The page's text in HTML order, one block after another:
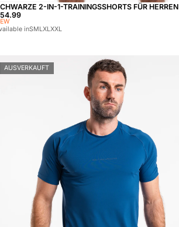
2-IN-1-TRAININGSSHORTS FÜR HERREN
inSMLXLXXL
AUSVERKAUFT